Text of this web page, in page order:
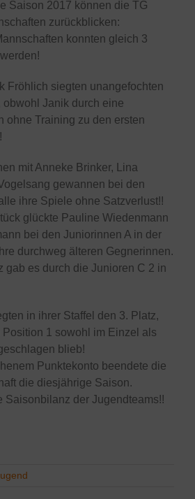
Saison 2017 können die TG
zurückblicken:
konnten gleich 3
Fröhlich siegten unangefochten
obwohl Janik durch eine
ohne Training zu den ersten
mit Anneke Brinker, Lina
gewannen bei den
ihre Spiele ohne Satzverlust!!
glückte Pauline Wiedenmann
bei den Juniorinnen A in der
durchweg älteren Gegnerinnen.
gab es durch die Junioren C 2 in
in ihrer Staffel den 3. Platz,
1 sowohl im Einzel als
blieb!
Punktekonto beendete die
die diesjährige Saison.
Saisonbilanz der Jugendteams!!